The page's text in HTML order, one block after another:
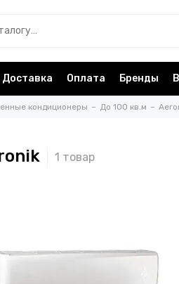
Доставка Оплата Бренды
кондиционеры До 100 кв.м